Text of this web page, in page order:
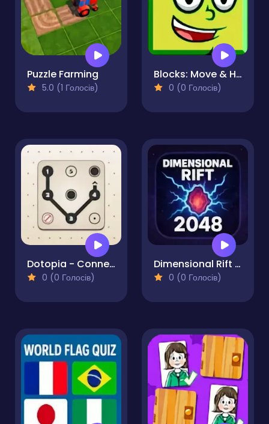
Puzzle Farming
5.0 (1 Голосів)
Blocks: Move & Hit - PRO
0 (0 Голосів)
Dotopia - Connect the Dots
0 (0 Голосів)
Dimensional Rift 2048
0 (0 Голосів)